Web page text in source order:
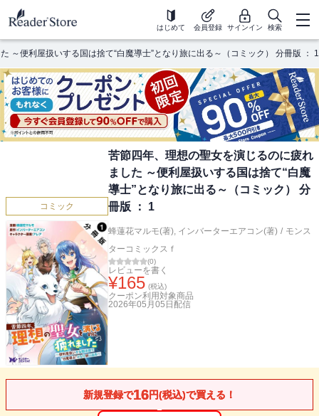
はじめて 会員登録 サインイン 検索
～便利屋扱いする国は捨て“白魔導士”となり旅に出る～（コミック） 分冊版 ： 1
コミック
苦節四年、理想の聖女を演じるのに疲れ
ました ～便利屋扱いする国は捨て“白魔
導士”となり旅に出る～（コミック） 分
冊版 ： 1
蜂蓮花マルモ(著), インバーターエアコン(著) / モンス
ターコミックスｆ
(0)
レビューを書く
¥165 (税込)
クーポン利用対象商品
2026年05月05日 配信
新規登録で16円(税込)で買える！